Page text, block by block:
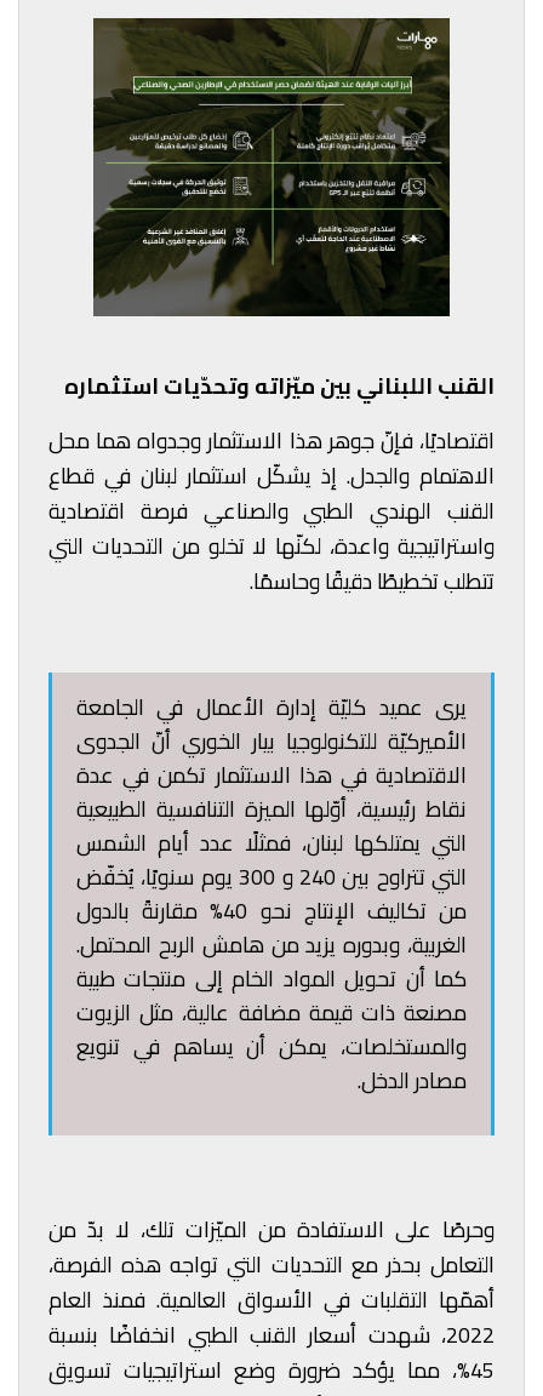
القنب اللبناني بين ميّزاته وتحدّيات استثماره
اقتصاديًا، فإنّ جوهر هذا الاستثمار وجدواه هما محل
الاهتمام والجدل. إذ يشكّل استثمار لبنان في قطاع
القنب الهندي الطبي والصناعي فرصة اقتصادية
واستراتيجية واعدة، لكنّها لا تخلو من التحديات التي
تتطلب تخطيطًا دقيقًا وحاسمًا.
يرى عميد كليّة إدارة الأعمال في الجامعة
الأميركيّة للتكنولوجيا بيار الخوري أنّ الجدوى
الاقتصادية في هذا الاستثمار تكمن في عدة
نقاط رئيسية، أوّلها الميزة التنافسية الطبيعية
التي يمتلكها لبنان، فمثلًا عدد أيام الشمس
التي تتراوح بين 240 و 300 يوم سنويًا، يُخفّض
من تكاليف الإنتاج نحو 40% مقارنةً بالدول
الغربية، وبدوره يزيد من هامش الربح المحتمل.
كما أن تحويل المواد الخام إلى منتجات طبية
مصنعة ذات قيمة مضافة عالية، مثل الزيوت
والمستخلصات، يمكن أن يساهم في تنويع
مصادر الدخل.
وحرصًا على الاستفادة من الميّزات تلك، لا بدّ من
التعامل بحذر مع التحديات التي تواجه هذه الفرصة،
أهمّها التقلبات في الأسواق العالمية. فمنذ العام
2022، شهدت أسعار القنب الطبي انخفاضًا بنسبة
45%، مما يؤكد ضرورة وضع استراتيجيات تسويق